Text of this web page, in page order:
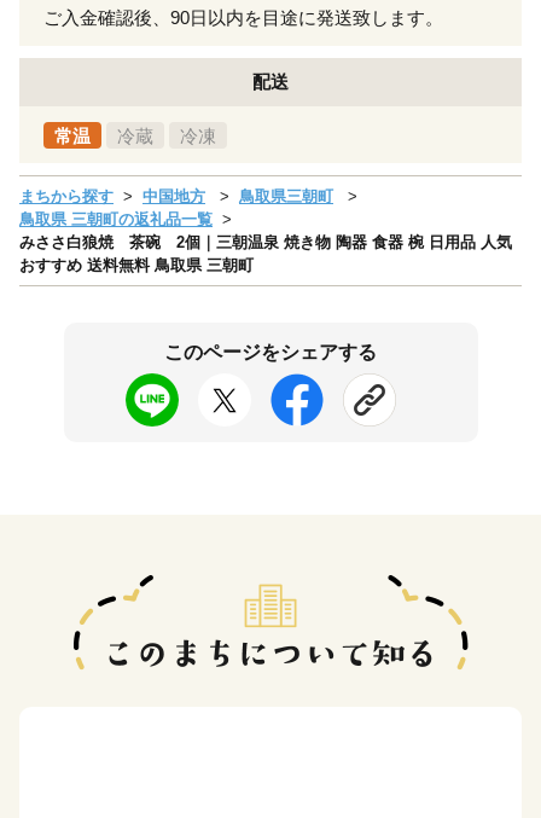
ご入金確認後、90日以内を目途に発送致します。
配送
常温 冷蔵 冷凍
まちから探す 中国地方
鳥取県三朝町
鳥取県 三朝町の返礼品一覧
みささ白狼焼 茶碗 2個｜三朝温泉 焼き物 陶器 食器 椀 日用品 人気
おすすめ 送料無料 鳥取県 三朝町
このページをシェアする